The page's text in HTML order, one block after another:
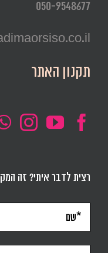
050-9548677
תקנון האתר
רצית לדבר איתי? זה